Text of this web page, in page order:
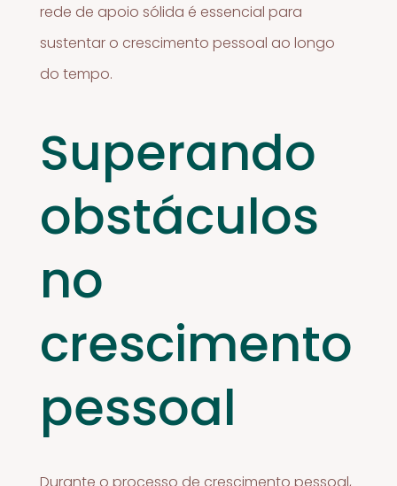
rede de apoio sólida é essencial para
sustentar o crescimento pessoal ao longo
do tempo.
Superando
obstáculos
no
crescimento
pessoal
Durante o processo de crescimento pessoal,